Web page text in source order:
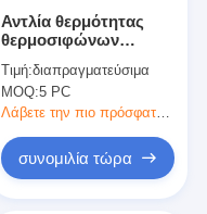
Αντλία θερμότητας
θερμοσιφώνων
Τιμή:διαπραγματεύσιμα
MOQ:5 PC
συνομιλία τώρα